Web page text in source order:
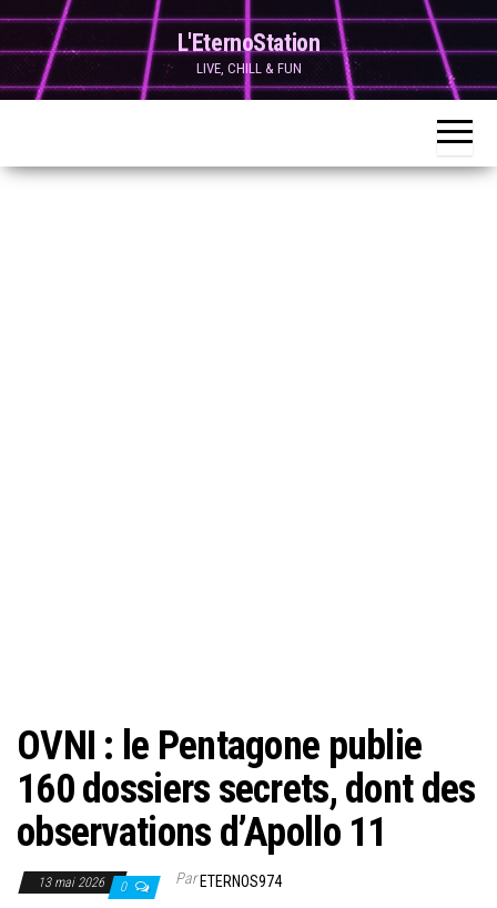
Skip
to
content
L'EternoStation
LIVE, CHILL & FUN
OVNI : le Pentagone publie
160 dossiers secrets, dont des
observations d’Apollo 11
13 mai 2026 0 ParETERNOS974